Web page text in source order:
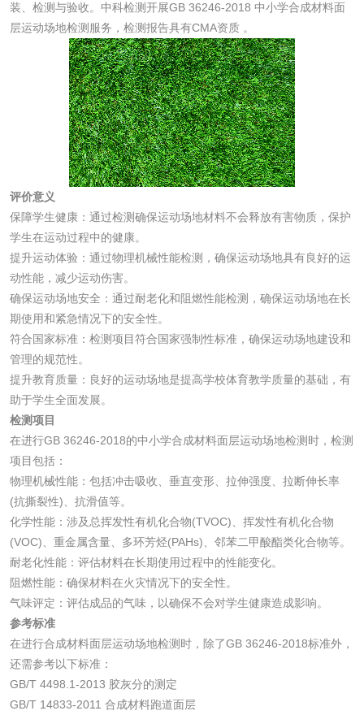
装、检测与验收。中科检测开展GB 36246-2018 中小学合成材料面
层运动场地检测服务，检测报告具有CMA资质 。
评价意义
保障学生健康：通过检测确保运动场地材料不会释放有害物质，保护
学生在运动过程中的健康。
提升运动体验：通过物理机械性能检测，确保运动场地具有良好的运
动性能，减少运动伤害。
确保运动场地安全：通过耐老化和阻燃性能检测，确保运动场地在长
期使用和紧急情况下的安全性。
符合国家标准：检测项目符合国家强制性标准，确保运动场地建设和
管理的规范性。
提升教育质量：良好的运动场地是提高学校体育教学质量的基础，有
助于学生全面发展。
检测项目
在进行GB 36246-2018的中小学合成材料面层运动场地检测时，检测
项目包括：
物理机械性能：包括冲击吸收、垂直变形、拉伸强度、拉断伸长率
(抗撕裂性)、抗滑值等。
化学性能：涉及总挥发性有机化合物(TVOC)、挥发性有机化合物
(VOC)、重金属含量、多环芳烃(PAHs)、邻苯二甲酸酯类化合物等。
耐老化性能：评估材料在长期使用过程中的性能变化。
阻燃性能：确保材料在火灾情况下的安全性。
气味评定：评估成品的气味，以确保不会对学生健康造成影响。
参考标准
在进行合成材料面层运动场地检测时，除了GB 36246-2018标准外，
还需参考以下标准：
GB/T 4498.1-2013 胶灰分的测定
GB/T 14833-2011 合成材料跑道面层
微生物检测
化妆品
化妆品毒理试验 化妆品毒理测试
化妆品眼刺激试验 化妆品皮肤刺激试
验
化妆品急性经口毒
性试验
化妆品皮肤变态反
应试验
皮肤光变态反应试
日化产品
花露水检测 蚊香液检测
水处理剂
水处理药剂检测 聚丙烯酰胺检测
工业乳状氢氧化钙
检测
铝酸钙检测
三氯异氰尿酸检测